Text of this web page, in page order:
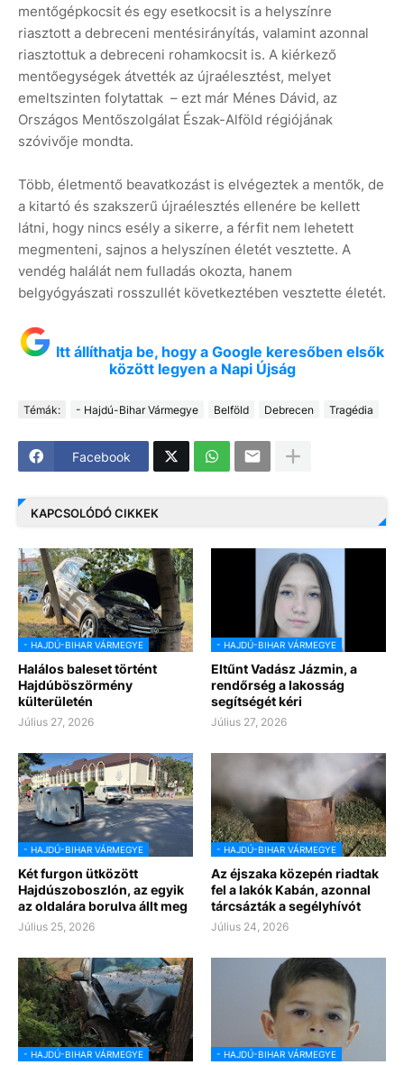
mentőgépkocsit és egy esetkocsit is a helyszínre
riasztott a debreceni mentésirányítás, valamint azonnal
riasztottuk a debreceni rohamkocsit is. A kiérkező
mentőegységek átvették az újraélesztést, melyet
emeltszinten folytattak – ezt már Ménes Dávid, az
Országos Mentőszolgálat Észak-Alföld régiójának
szóvivője mondta.
Több, életmentő beavatkozást is elvégeztek a mentők, de
a kitartó és szakszerű újraélesztés ellenére be kellett
látni, hogy nincs esély a sikerre, a férfit nem lehetett
megmenteni, sajnos a helyszínen életét vesztette. A
vendég halálát nem fulladás okozta, hanem
belgyógyászati rosszullét következtében vesztette életét.
Itt állíthatja be, hogy a Google keresőben elsők
között legyen a Napi Újság
Témák: - Hajdú-Bihar Vármegye Belföld Debrecen Tragédia
Facebook
KAPCSOLÓDÓ CIKKEK
- HAJDÚ-BIHAR VÁRMEGYE
Halálos baleset történt
Hajdúböszörmény
külterületén
Július 27, 2026
- HAJDÚ-BIHAR VÁRMEGYE
Eltűnt Vadász Jázmin, a
rendőrség a lakosság
segítségét kéri
Július 27, 2026
- HAJDÚ-BIHAR VÁRMEGYE
Két furgon ütközött
Hajdúszoboszlón, az egyik
az oldalára borulva állt meg
Július 25, 2026
- HAJDÚ-BIHAR VÁRMEGYE
Az éjszaka közepén riadtak
fel a lakók Kabán, azonnal
tárcsázták a segélyhívót
Július 24, 2026
- HAJDÚ-BIHAR VÁRMEGYE - HAJDÚ-BIHAR VÁRMEGYE